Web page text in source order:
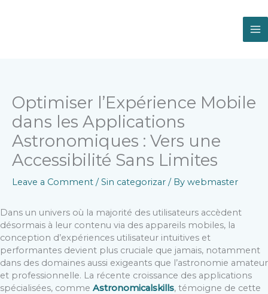
Optimiser l’Expérience Mobile
dans les Applications
Astronomiques : Vers une
Accessibilité Sans Limites
Leave a Comment / Sin categorizar / By webmaster
Dans un univers où la majorité des utilisateurs accèdent
désormais à leur contenu via des appareils mobiles, la
conception d’expériences utilisateur intuitives et
performantes devient plus cruciale que jamais, notamment
dans des domaines aussi exigeants que l’astronomie amateur
et professionnelle. La récente croissance des applications
spécialisées, comme Astronomicalskills, témoigne de cette